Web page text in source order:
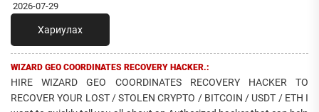
2026-07-29
Хариулах
WIZARD GEO COORDINATES RECOVERY HACKER.:
HIRE WIZARD GEO COORDINATES RECOVERY HACKER TO
RECOVER YOUR LOST / STOLEN CRYPTO / BITCOIN / USDT / ETH I